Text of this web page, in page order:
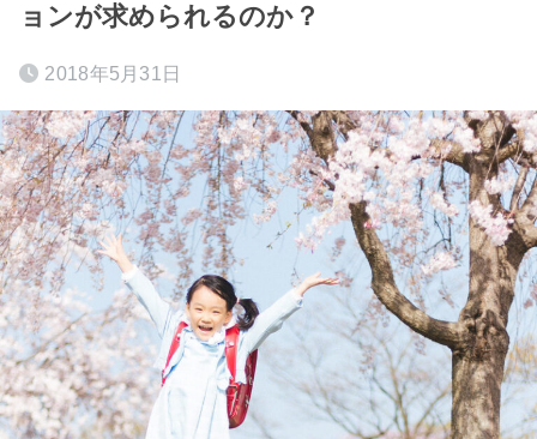
ョンが求められるのか？
2018年5月31日